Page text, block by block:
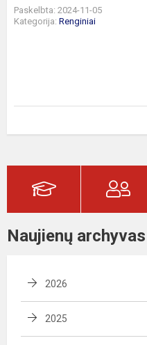
Paskelbta: 2024-11-05
Kategorija: Renginiai
Naujienų archyvas
2026
2025